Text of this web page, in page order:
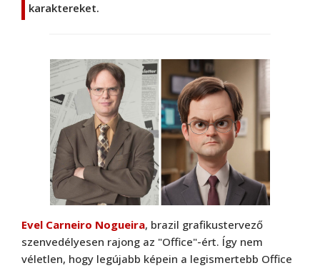
karaktereket.
Evel Carneiro Nogueira, brazil grafikustervező
szenvedélyesen rajong az "Office"-ért. Így nem
véletlen, hogy legújabb képein a legismertebb Office